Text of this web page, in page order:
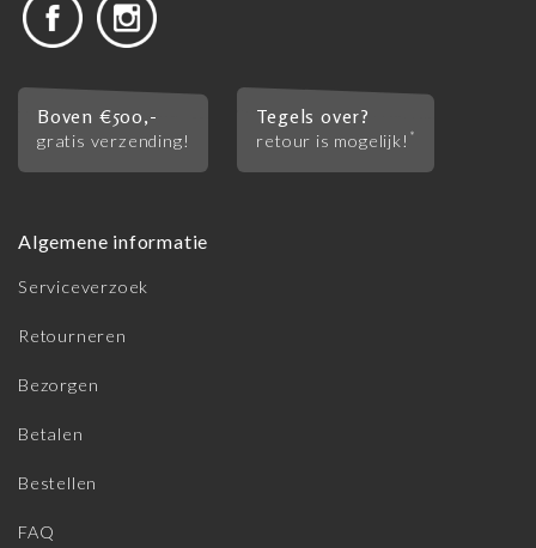
Boven €500,-
gratis verzending!
Tegels over?
retour is mogelijk! *
Algemene informatie
Serviceverzoek
Retourneren
Bezorgen
Betalen
Bestellen
FAQ